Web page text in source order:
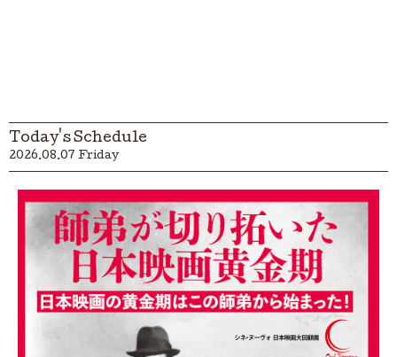
Today's Schedule
2026.08.07 Friday